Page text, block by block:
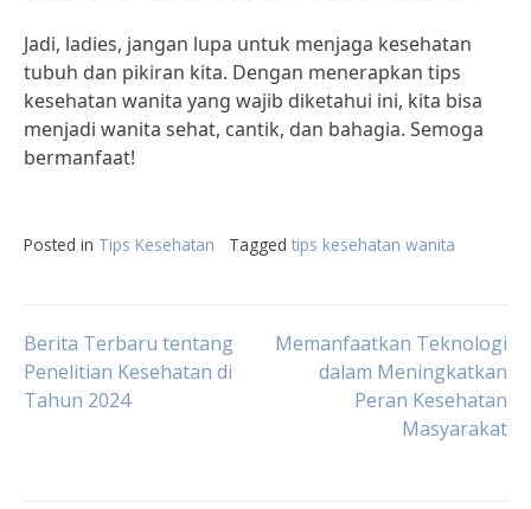
Jadi, ladies, jangan lupa untuk menjaga kesehatan
tubuh dan pikiran kita. Dengan menerapkan tips
kesehatan wanita yang wajib diketahui ini, kita bisa
menjadi wanita sehat, cantik, dan bahagia. Semoga
bermanfaat!
Posted in Tips Kesehatan Tagged tips kesehatan wanita
Post
navigation
Berita Terbaru tentang
Penelitian Kesehatan di
Tahun 2024
Memanfaatkan Teknologi
dalam Meningkatkan
Peran Kesehatan
Masyarakat